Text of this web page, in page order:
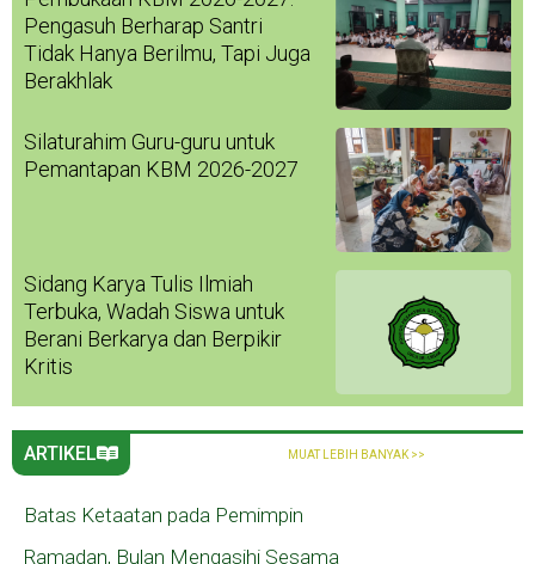
Pengasuh Berharap Santri
Tidak Hanya Berilmu, Tapi Juga
Berakhlak
Silaturahim Guru-guru untuk
Pemantapan KBM 2026-2027
Sidang Karya Tulis Ilmiah
Terbuka, Wadah Siswa untuk
Berani Berkarya dan Berpikir
Kritis
ARTIKEL MUAT LEBIH BANYAK >>
Batas Ketaatan pada Pemimpin
Ramadan, Bulan Mengasihi Sesama